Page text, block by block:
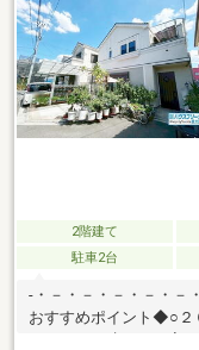
済につき気持ち良く新
一度ご覧ください！
2階建て
駐車2台
-・－・－・－・－・－
おすすめポイント◆○２
ムハウスで建てたお家